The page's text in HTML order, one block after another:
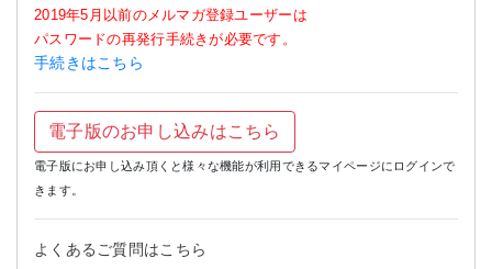
2019年5月以前のメルマガ登録ユーザーは
パスワードの再発行手続きが必要です。
手続きはこちら
電子版のお申し込みはこちら
電子版にお申し込み頂くと様々な機能が利用できるマイページにログインで
きます。
よくあるご質問はこちら